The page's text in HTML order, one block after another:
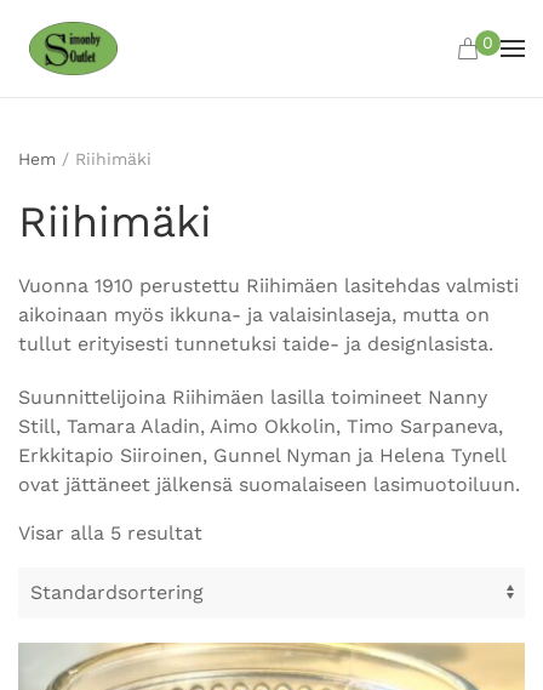
Skip to main content
0
Hem / Riihimäki
Riihimäki
Vuonna 1910 perustettu Riihimäen lasitehdas valmisti
aikoinaan myös ikkuna- ja valaisinlaseja, mutta on
tullut erityisesti tunnetuksi taide- ja designlasista.
Suunnittelijoina Riihimäen lasilla toimineet Nanny
Still, Tamara Aladin, Aimo Okkolin, Timo Sarpaneva,
Erkkitapio Siiroinen, Gunnel Nyman ja Helena Tynell
ovat jättäneet jälkensä suomalaiseen lasimuotoiluun.
Visar alla 5 resultat